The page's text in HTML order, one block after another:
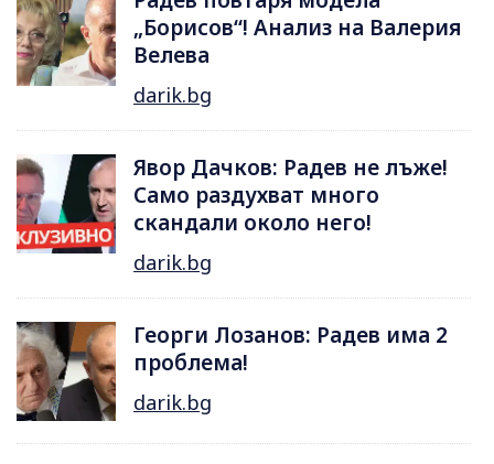
„Борисов“! Анализ на Валерия
Велева
darik.bg
Явор Дачков: Радев не лъже!
Само раздухват много
скандали около него!
darik.bg
Георги Лозанов: Радев има 2
проблема!
darik.bg